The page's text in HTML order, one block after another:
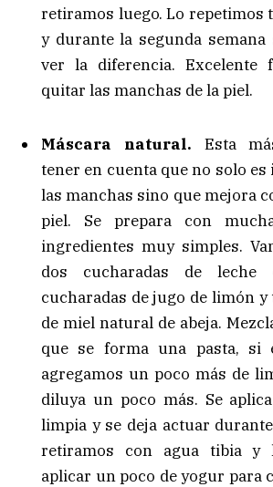
retiramos luego. Lo repetimos
y durante la segunda semana
ver la diferencia. Excelente
quitar las manchas de la piel.
Máscara natural. Esta
tener en cuenta que no solo
las manchas sino que mejora
piel. Se prepara con
ingredientes muy simples.
dos cucharadas de leche
cucharadas de jugo de limón
de miel natural de abeja.
que se forma una pasta, si
agregamos un poco más de
diluya un poco más. Se
limpia y se deja actuar
retiramos con agua tibia y
aplicar un poco de yogur para